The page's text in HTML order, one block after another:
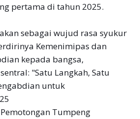
pertama di tahun 2025.
sebagai wujud rasa syukur
Kemenimipas dan
kepada bangsa,
"Satu Langkah, Satu
untuk
Tumpeng